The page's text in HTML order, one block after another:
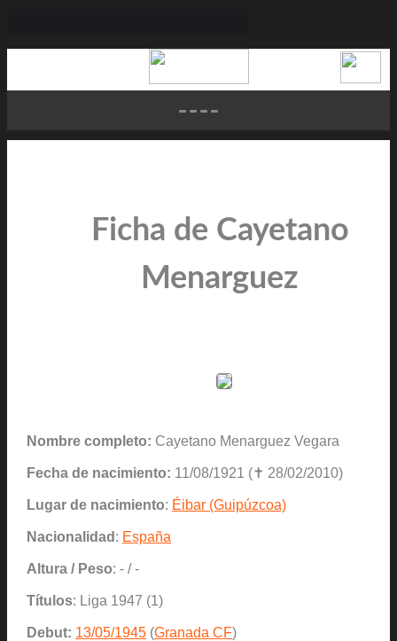
Ficha de Cayetano
Menarguez
Nombre completo: Cayetano Menarguez Vegara
Fecha de nacimiento: 11/08/1921 (✝ 28/02/2010)
Lugar de nacimiento: Éibar (Guipúzcoa)
Nacionalidad : España
Altura / Peso: - / -
Títulos: Liga 1947 (1)
Debut: 13/05/1945 (Granada CF)